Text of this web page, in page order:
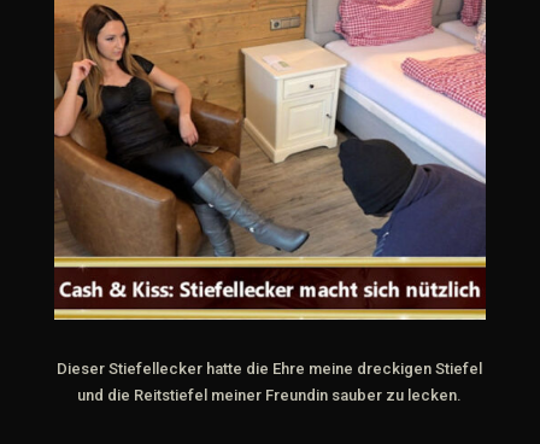
Dieser Stiefellecker hatte die Ehre meine dreckigen Stiefel
und die Reitstiefel meiner Freundin sauber zu lecken.